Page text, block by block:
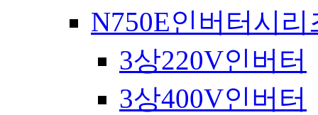
N750E인버터시리
3상220V인버터
3상400V인버터